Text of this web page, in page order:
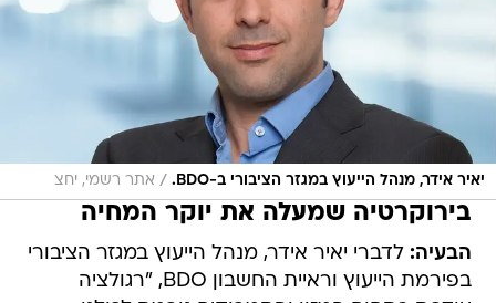
יאיר אידר, מנהל הייעוץ במגזר הציבורי ב-BDO. / אתר רשמי, יחצ
בירוקרטיה שמעלה את יוקר המחיה
הבעיה: לדברי יאיר אידר, מנהל הייעוץ במגזר הציבורי
בפירמת הייעוץ וראיית החשבון BDO, "רגולציה